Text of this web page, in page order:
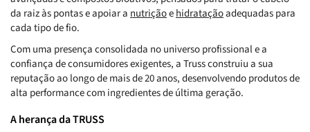
da raiz às pontas e apoiar anutriçãoehidrataçãoadequadas para
cada tipo de fio.
Com uma presença consolidada no universo profissional e a
confiança de consumidores exigentes, a Truss construiu a sua
reputação ao longo de mais de 20 anos, desenvolvendo produtos de
alta performance com ingredientes de última geração.
A herança da TRUSS